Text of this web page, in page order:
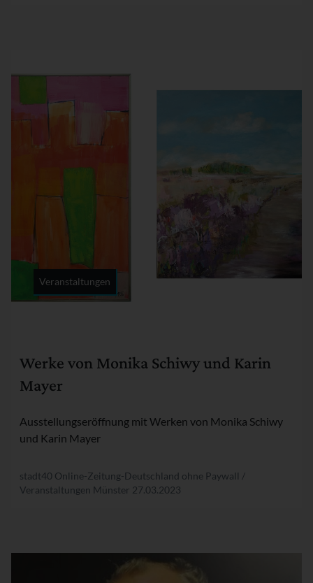
Werke von Monika Schiwy und Karin
Mayer
Ausstellungseröffnung mit Werken von Monika Schiwy
und Karin Mayer
Veranstaltungen
stadt40 Online-Zeitung-Deutschland ohne Paywall /
Veranstaltungen Münster 27.03.2023